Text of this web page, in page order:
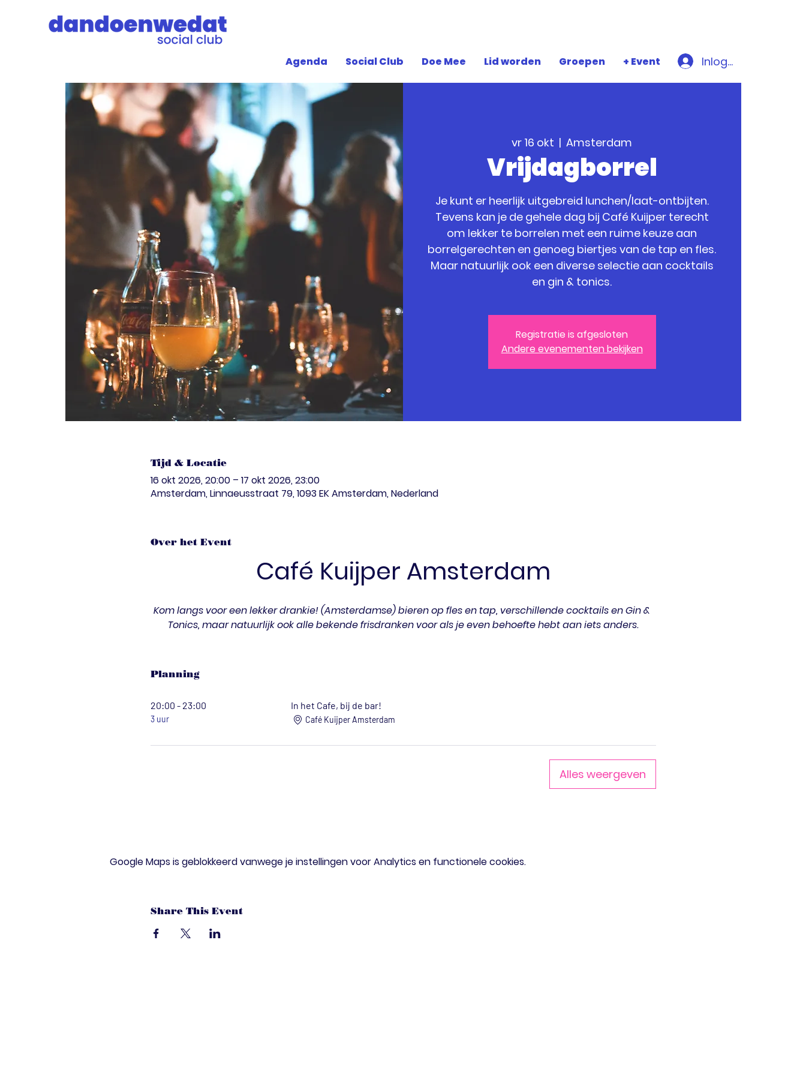
Agenda Social Club Doe Mee Lid worden Groepen + Event Inloggen
vr 16 okt
  |
Amsterdam
Vrijdagborrel
Je kunt er heerlijk uitgebreid lunchen/laat-ontbijten.
Tevens kan je de gehele dag bij Café Kuijper terecht
om lekker te borrelen met een ruime keuze aan
borrelgerechten en genoeg biertjes van de tap en fles.
Maar natuurlijk ook een diverse selectie aan cocktails
en gin & tonics.
Registratie is afgesloten
Andere evenementen bekijken
Tijd & Locatie
16 okt 2026, 20:00 – 17 okt 2026, 23:00
Amsterdam, Linnaeusstraat 79, 1093 EK Amsterdam, Nederland
Over het Event
Café Kuijper Amsterdam
Kom langs voor een lekker drankie! (Amsterdamse) bieren op fles en tap, verschillende cocktails en Gin &
Tonics, maar natuurlijk ook alle bekende frisdranken voor als je even behoefte hebt aan iets anders.
Planning
20:00 - 23:00
3 uur
In het Cafe, bij de bar!
Café Kuijper Amsterdam
Alles weergeven
Google Maps is geblokkeerd vanwege je instellingen voor Analytics en functionele cookies.
Share This Event